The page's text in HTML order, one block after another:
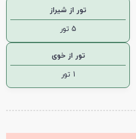
تور از شیراز
5 تور
تور از خوی
1 تور